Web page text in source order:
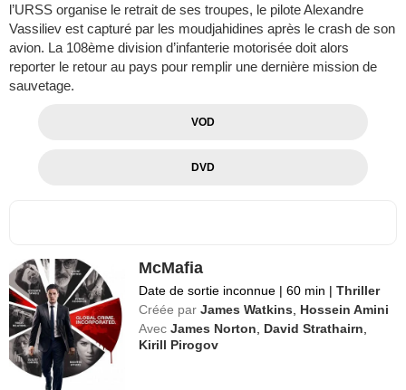
l’URSS organise le retrait de ses troupes, le pilote Alexandre
Vassiliev est capturé par les moudjahidines après le crash de son
avion. La 108ème division d’infanterie motorisée doit alors
reporter le retour au pays pour remplir une dernière mission de
sauvetage.
VOD
DVD
McMafia
Date de sortie inconnue | 60 min | Thriller
Créée par James Watkins
Hossein Amini
Avec James Norton David Strathairn
Kirill Pirogov